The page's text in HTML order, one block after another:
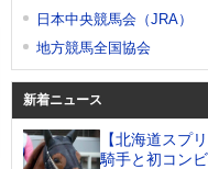
日本中央競馬会（JRA）
地方競馬全国協会
新着ニュース
【北海道スプ
騎手と初コン